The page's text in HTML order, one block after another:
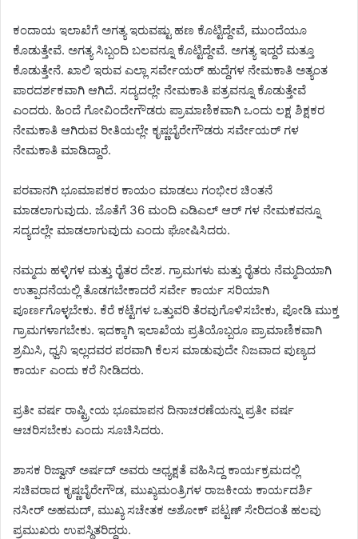
ಕಂದಾಯ ಇಲಾಖೆಗೆ ಅಗತ್ಯ ಇರುವಷ್ಟು ಹಣ ಕೊಟ್ಟಿದ್ದೇವೆ, ಮುಂದೆಯೂ
ಕೊಡುತ್ತೇವೆ. ಅಗತ್ಯ ಸಿಬ್ಬಂದಿ ಬಲವನ್ನೂ ಕೊಟ್ಟಿದ್ದೇವೆ. ಅಗತ್ಯ ಇದ್ದರೆ ಮತ್ತೂ
ಕೊಡುತ್ತೇನೆ. ಖಾಲಿ ಇರುವ ಎಲ್ಲಾ ಸರ್ವೇಯರ್ ಹುದ್ದೆಗಳ ನೇಮಕಾತಿ ಅತ್ಯಂತ
ಪಾರದರ್ಶಕವಾಗಿ ಆಗಿದೆ. ಸದ್ಯದಲ್ಲೇ ನೇಮಕಾತಿ ಪತ್ರವನ್ನೂ ಕೊಡುತ್ತೇವೆ
ಎಂದರು. ಹಿಂದೆ ಗೋವಿಂದೇಗೌಡರು ಪ್ರಾಮಾಣಿಕವಾಗಿ ಒಂದು ಲಕ್ಷ ಶಿಕ್ಷಕರ
ನೇಮಕಾತಿ ಆಗಿರುವ ರೀತಿಯಲ್ಲೇ ಕೃಷ್ಣಬೈರೇಗೌಡರು ಸರ್ವೇಯರ್ ಗಳ
ನೇಮಕಾತಿ ಮಾಡಿದ್ದಾರೆ.
ಪರವಾನಗಿ ಭೂಮಾಪಕರ ಕಾಯಂ ಮಾಡಲು ಗಂಭೀರ ಚಿಂತನೆ
ಮಾಡಲಾಗುವುದು. ಜೊತೆಗೆ 36 ಮಂದಿ ಎಡಿಎಲ್ ಆರ್ ಗಳ ನೇಮಕವನ್ನೂ
ಸದ್ಯದಲ್ಲೇ ಮಾಡಲಾಗುವುದು ಎಂದು ಘೋಷಿಸಿದರು.
ನಮ್ಮದು ಹಳ್ಳಿಗಳ ಮತ್ತು ರೈತರ ದೇಶ. ಗ್ರಾಮಗಳು ಮತ್ತು ರೈತರು ನೆಮ್ಮದಿಯಾಗಿ
ಉತ್ಪಾದನೆಯಲ್ಲಿ ತೊಡಗಬೇಕಾದರೆ ಸರ್ವೇ ಕಾರ್ಯ ಸರಿಯಾಗಿ
ಪೂರ್ಣಗೊಳ್ಳಬೇಕು. ಕೆರೆ ಕಟ್ಟೆಗಳ ಒತ್ತುವರಿ ತೆರವುಗೊಳಿಸಬೇಕು, ಪೋಡಿ ಮುಕ್ತ
ಗ್ರಾಮಗಳಾಗಬೇಕು. ಇದಕ್ಕಾಗಿ ಇಲಾಖೆಯ ಪ್ರತಿಯೊಬ್ಬರೂ ಪ್ರಾಮಾಣಿಕವಾಗಿ
ಶ್ರಮಿಸಿ, ಧ್ವನಿ ಇಲ್ಲದವರ ಪರವಾಗಿ ಕೆಲಸ ಮಾಡುವುದೇ ನಿಜವಾದ ಪುಣ್ಯದ
ಕಾರ್ಯ ಎಂದು ಕರೆ ನೀಡಿದರು.
ಪ್ರತೀ ವರ್ಷ ರಾಷ್ಟ್ರೀಯ ಭೂಮಾಪನ ದಿನಾಚರಣೆಯನ್ನು ಪ್ರತೀ ವರ್ಷ
ಆಚರಿಸಬೇಕು ಎಂದು ಸೂಚಿಸಿದರು.
ಶಾಸಕ ರಿಜ್ವಾನ್ ಅರ್ಷದ್ ಅವರು ಅಧ್ಯಕ್ಷತೆ ವಹಿಸಿದ್ದ ಕಾರ್ಯಕ್ರಮದಲ್ಲಿ
ಸಚಿವರಾದ ಕೃಷ್ಣಬೈರೇಗೌಡ, ಮುಖ್ಯಮಂತ್ರಿಗಳ ರಾಜಕೀಯ ಕಾರ್ಯದರ್ಶಿ
ನಸೀರ್ ಅಹಮದ್, ಮುಖ್ಯ ಸಚೇತಕ ಅಶೋಕ್ ಪಟ್ಟಣ್ ಸೇರಿದಂತೆ ಹಲವು
ಪ್ರಮುಖರು ಉಪಸ್ಥಿತರಿದ್ದರು.